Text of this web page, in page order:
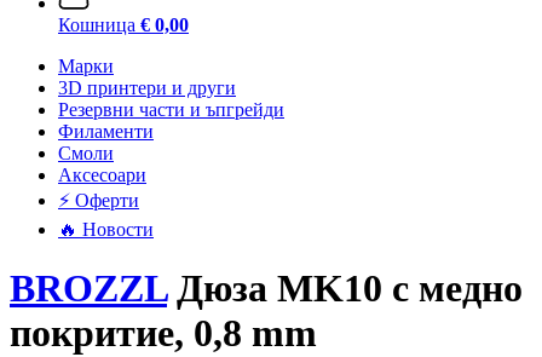
Кошница € 0,00
Mарки
3D принтери и други
Резервни части и ъпгрейди
Филаменти
Смоли
Аксесоари
⚡ Оферти
🔥 Новости
BROZZLДюза MK10 с медно
покритие, 0,8 mm